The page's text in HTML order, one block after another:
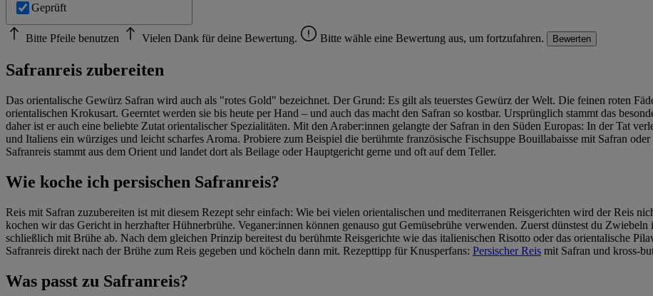
Geprüft
Bitte Pfeile benutzen Vielen Dank für deine Bewertung. Bitte wähle eine Bewertung aus, um fortzufahren. Bewerten
Safranreis zubereiten
Das orientalische Gewürz Safran wird auch als "rotes Gold" bezeichnet. Der Grund: Es gilt als teuerstes Gewürz der Welt. Die feinen roten
orientalischen Krokusart. Geerntet werden sie bis heute per Hand – und auch das macht den Safran so kostbar. Ursprünglich stammt das
daher ist er auch eine beliebte Zutat orientalischer Spezialitäten. Mit den Araber:innen gelangte der Safran in den Süden Europas: In der Tat
und Italiens ein würziges und leicht scharfes Aroma. Probiere zum Beispiel die berühmte französische Fischsuppe Bouillabaisse mit Safran
Safranreis stammt aus dem Orient und landet dort als Beilage oder Hauptgericht gerne und oft auf dem Teller.
Wie koche ich persischen Safranreis?
Reis mit Safran zuzubereiten ist mit diesem Rezept sehr einfach: Wie bei vielen orientalischen und mediterranen Reisgerichten wird der Reis
kochen wir das Gericht in herzhafter Hühnerbrühe. Veganer:innen können genauso gut Gemüsebrühe verwenden. Zuerst dünstest du
schließlich mit Brühe ab. Nach dem gleichen Prinzip bereitest du berühmte Reisgerichte wie das italienischen Risotto oder das orientalische
Safranreis direkt nach der Brühe zum Reis gegeben und köcheln dann mit. Rezepttipp für Knusperfans: Persischer Reis mit Safran und kross-
Was passt zu Safranreis?